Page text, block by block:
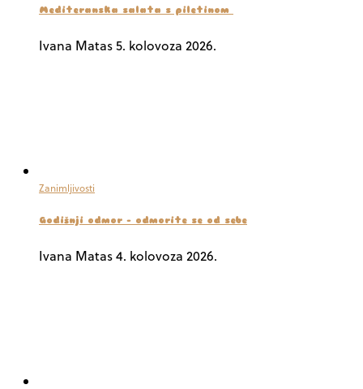
Mediteranska salata s piletinom
Ivana Matas5. kolovoza 2026.
Zanimljivosti
Godišnji odmor – odmorite se od sebe
Ivana Matas4. kolovoza 2026.